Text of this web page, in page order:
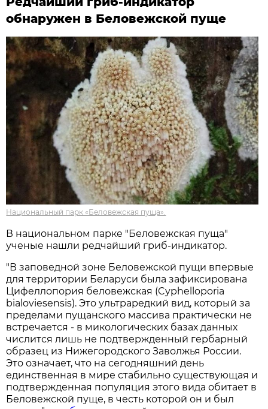
обнаружен в Беловежской пуще
Национальный парк «Беловежская пуща».
В национальном парке "Беловежская пуща"
ученые нашли редчайший гриб-индикатор.
"В заповедной зоне Беловежской пущи впервые
для территории Беларуси была зафиксирована
Цифеллопория беловежская (Cyphelloporia
bialoviesensis). Это ультраредкий вид, который за
пределами пущанского массива практически не
встречается - в микологических базах данных
числится лишь не подтвержденный гербарный
образец из Нижегородского Заволжья России.
Это означает, что на сегодняшний день
единственная в мире стабильно существующая и
подтвержденная популяция этого вида обитает в
Беловежской пуще, в честь которой он и был